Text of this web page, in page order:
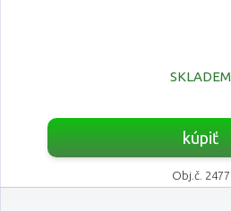
SKLADEM
kúpiť
Obj.č. 2477